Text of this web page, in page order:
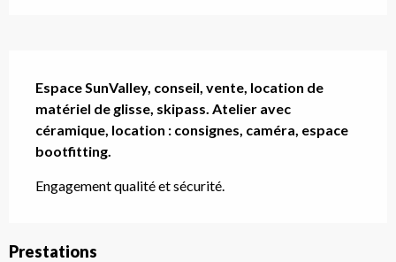
Description
Espace SunValley, conseil, vente, location de
matériel de glisse, skipass. Atelier avec
céramique, location : consignes, caméra, espace
bootfitting.
Engagement qualité et sécurité.
Prestations